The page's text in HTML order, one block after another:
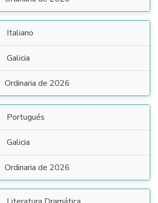
Italiano
Galicia
Ordinaria de 2026
Portugués
Galicia
Ordinaria de 2026